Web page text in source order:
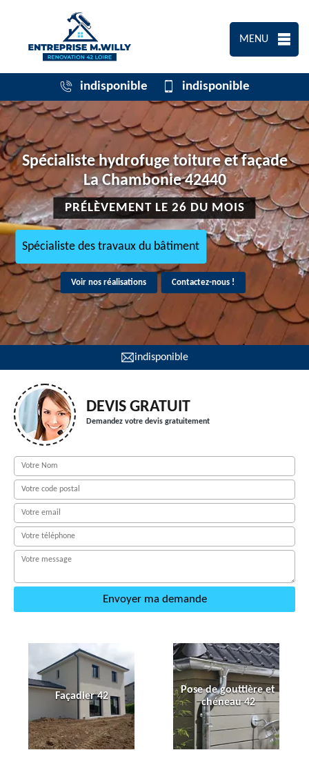
MENU
indisponible indisponible
Spécialiste hydrofuge toiture et façade
La Chambonie 42440
PRÉLÈVEMENT LE 26 DU MOIS
Spécialiste des travaux du bâtiment
Voir nos réalisations Contactez-nous !
indisponible
DEVIS GRATUIT
Demandez votre devis gratuitement
Façadier 42
Pose de gouttière et
chéneau 42